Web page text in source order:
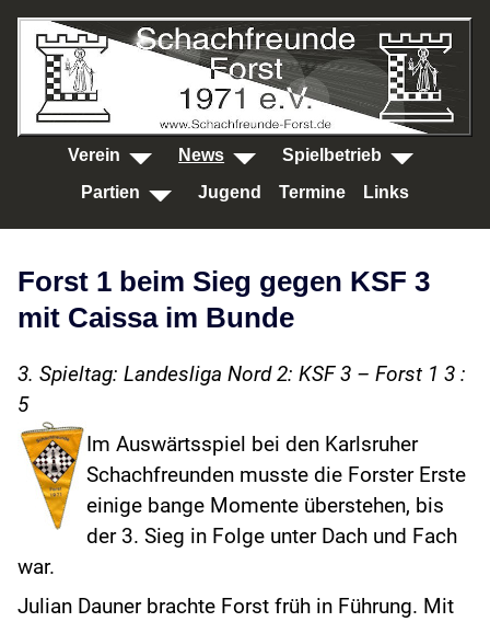
SKIP TO MAIN CONTENT
Verein News
Spielbetrieb
Partien
Jugend Termine Links
Forst 1 beim Sieg gegen KSF 3
mit Caissa im Bunde
3. Spieltag: Landesliga Nord 2: KSF 3 – Forst 1 3 :
5
Im Auswärtsspiel bei den Karlsruher
Schachfreunden musste die Forster Erste
einige bange Momente überstehen, bis
der 3. Sieg in Folge unter Dach und Fach
war.
Julian Dauner brachte Forst früh in Führung. Mit